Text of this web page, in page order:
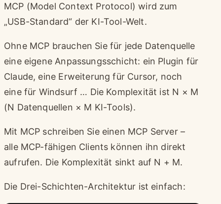
MCP (Model Context Protocol) wird zum
„USB-Standard“ der KI-Tool-Welt.
Ohne MCP brauchen Sie für jede Datenquelle
eine eigene Anpassungsschicht: ein Plugin für
Claude, eine Erweiterung für Cursor, noch
eine für Windsurf … Die Komplexität ist N × M
(N Datenquellen × M KI-Tools).
Mit MCP schreiben Sie einen MCP Server –
alle MCP-fähigen Clients können ihn direkt
aufrufen. Die Komplexität sinkt auf N + M.
Die Drei-Schichten-Architektur ist einfach: